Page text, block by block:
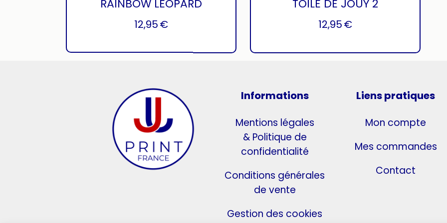
RAINBOW LEOPARD
12,95€
TOILE DE JOUY 2
12,95€
Informations
Mentions légales
& Politique de
confidentialité
Conditions générales
de vente
Gestion des cookies
Liens pratiques
Mon compte
Mes commandes
Contact